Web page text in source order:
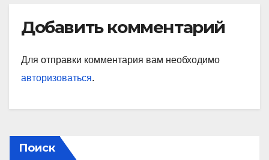
Добавить комментарий
Для отправки комментария вам необходимо
авторизоваться.
Поиск